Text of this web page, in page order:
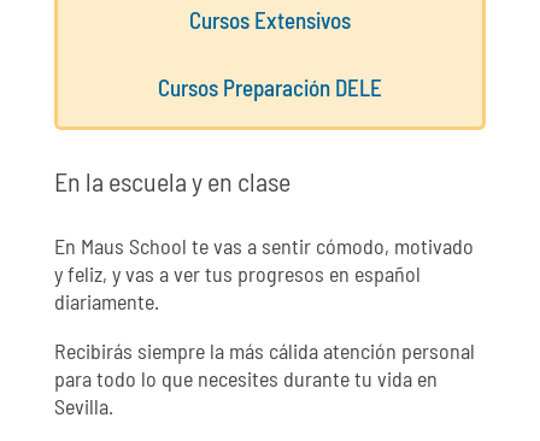
Cursos Extensivos
Cursos Preparación DELE
En la escuela y en clase
En Maus School te vas a sentir cómodo, motivado
y feliz, y vas a ver tus progresos en español
diariamente.
Recibirás siempre la más cálida atención personal
para todo lo que necesites durante tu vida en
Sevilla.